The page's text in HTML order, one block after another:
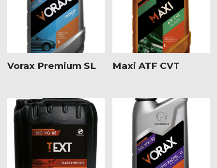
Vorax Premium SL Maxi ATF CVT